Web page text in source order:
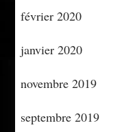
février 2020
janvier 2020
novembre 2019
septembre 2019